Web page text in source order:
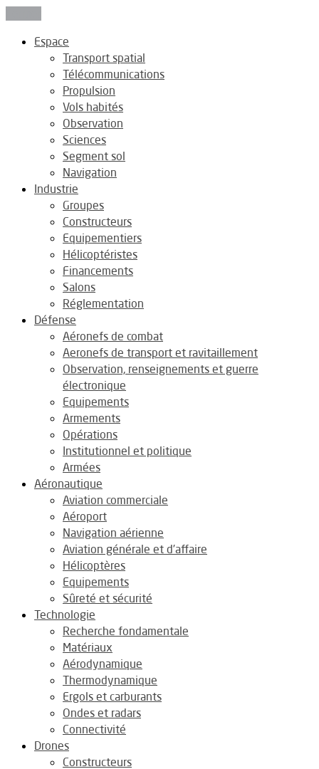
Espace
Transport spatial
Télécommunications
Propulsion
Vols habités
Observation
Sciences
Segment sol
Navigation
Industrie
Groupes
Constructeurs
Equipementiers
Hélicoptéristes
Financements
Salons
Réglementation
Défense
Aéronefs de combat
Aeronefs de transport et ravitaillement
Observation, renseignements et guerre
électronique
Equipements
Armements
Opérations
Institutionnel et politique
Armées
Aéronautique
Aviation commerciale
Aéroport
Navigation aérienne
Aviation générale et d’affaire
Hélicoptères
Equipements
Sûreté et sécurité
Technologie
Recherche fondamentale
Matériaux
Aérodynamique
Thermodynamique
Ergols et carburants
Ondes et radars
Connectivité
Drones
Constructeurs